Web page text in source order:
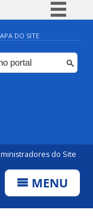
BR
DO SITE
do Site
MENU